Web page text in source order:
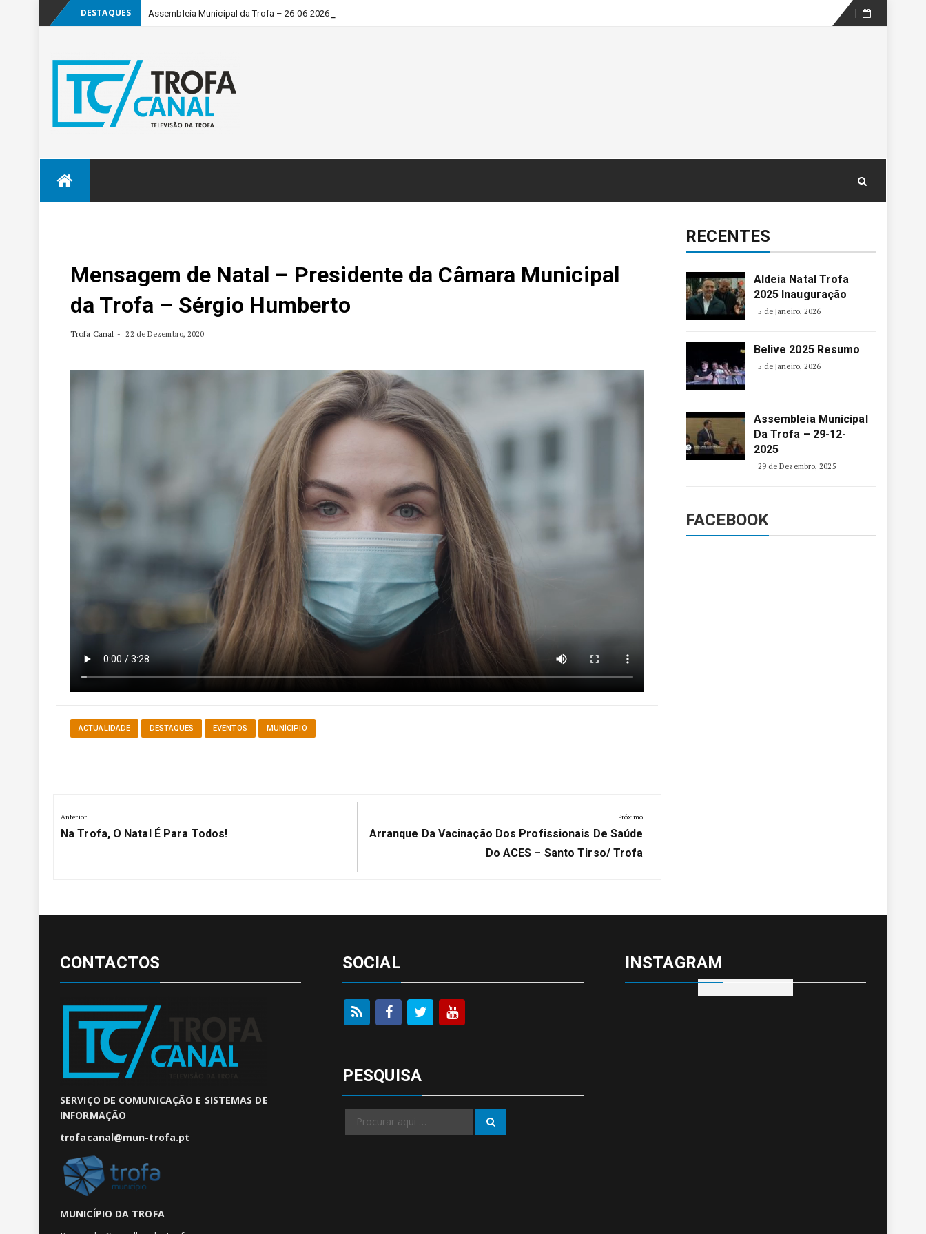
DESTAQUES Assembleia Municipal da Trofa – 26-06-2026
Skip
Mensagem de Natal – Presidente da Câmara Municipal
da Trofa – Sérgio Humberto
Trofa Canal 22 de Dezembro, 2020
ACTUALIDADE DESTAQUES EVENTOS MUNÍCIPIO
Navegação
de
Anterior
Anterior:
Na Trofa, O Natal É Para Todos!
Próximo
Próximo:
Arranque Da Vacinação Dos Profissionais De Saúde
Do ACES – Santo Tirso/ Trofa
RECENTES
Aldeia Natal Trofa
2025 Inauguração
5 de Janeiro, 2026
Belive 2025 Resumo
5 de Janeiro, 2026
Assembleia Municipal
Da Trofa – 29-12-
2025
29 de Dezembro, 2025
FACEBOOK
CONTACTOS
SERVIÇO DE COMUNICAÇÃO E SISTEMAS DE
INFORMAÇÃO
trofacanal@mun-trofa.pt
MUNICÍPIO DA TROFA
SOCIAL
PESQUISA
Procurar
INSTAGRAM
Visite no Instagram